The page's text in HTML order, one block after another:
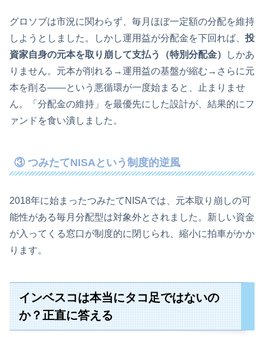
グロソブは市況に関わらず、毎月ほぼ一定額の分配を維持
しようとしました。しかし運用益が分配金を下回れば、 投
資家自身の元本を取り崩して支払う（特別分配金）
しかあ
りません。元本が削れる→運用益の基盤が縮む→さらに元
本を削る——という悪循環が一度始まると、止まりませ
ん。「分配金の維持」を最優先にした設計が、結果的にフ
ァンドを食い潰しました。
③ つみたてNISAという制度的逆風
2018年に始まったつみたてNISAでは、元本取り崩しの可
能性がある毎月分配型は対象外とされました。新しい資金
が入ってくる窓口が制度的に閉じられ、縮小に拍車がかか
ります。
インベスコは本当にタコ足ではないの
か？正直に答える